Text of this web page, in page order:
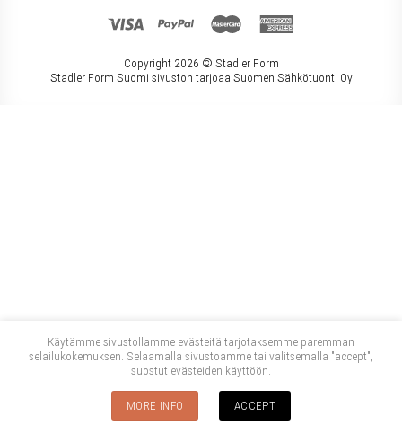
Copyright 2026 © Stadler Form
Stadler Form Suomi sivuston tarjoaa Suomen Sähkötuonti Oy
Käytämme sivustollamme evästeitä tarjotaksemme paremman
selailukokemuksen. Selaamalla sivustoamme tai valitsemalla "accept",
suostut evästeiden käyttöön.
MORE INFO ACCEPT